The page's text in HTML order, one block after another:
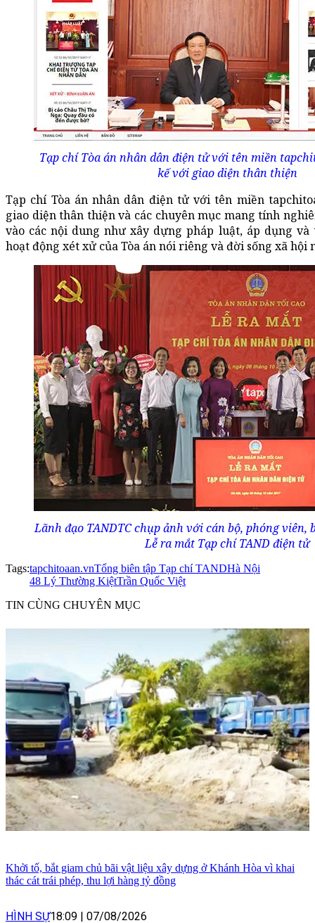
Tạp chí Tòa án nhân dân điện tử với tên miền
kế với giao diện thân thiện
Tạp chí Tòa án nhân dân điện tử với tên miền
giao diện thân thiện và các chuyên mục mang tính
vào các nội dung như xây dựng pháp luật, áp dụng
hoạt động xét xử của Tòa án nói riêng và đời sống xã hội
Lãnh đạo TANDTC chụp ảnh với cán bộ, phóng viên,
Lễ ra mắt Tạp chí TAND điện tử
Tags:tapchitoaan.vnTổng biên tập Tạp chí TANDHà Nội
48 Lý Thường KiệtTrần Quốc Việt
TIN CÙNG CHUYÊN MỤC
Khởi tố, bắt giam chủ bãi vật liệu xây dựng ở Khánh Hòa vì khai
thác cát trái phép, thu lợi hàng tỷ đồng
HÌNH SỰ18:09 | 07/08/2026